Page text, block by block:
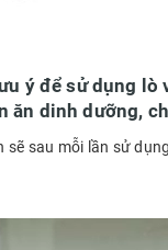
ý để sử dụng
ăn dinh dưỡng,
sẽ sau mỗi lần sử